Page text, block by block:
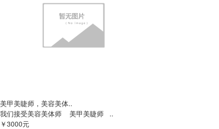
美甲美睫师，美容美体..
我们接受美容美体师 美甲美睫师 ..
￥3000元